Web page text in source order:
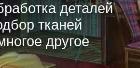
деталей
тканей
другое